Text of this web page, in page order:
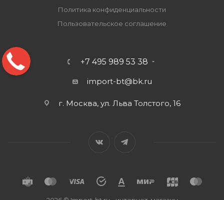
Политика конфиденциальности
Пользовательское соглашение
+7 495 989 53 38
import-bt@bk.ru
г. Москва, ул. Льва Толстого, 16